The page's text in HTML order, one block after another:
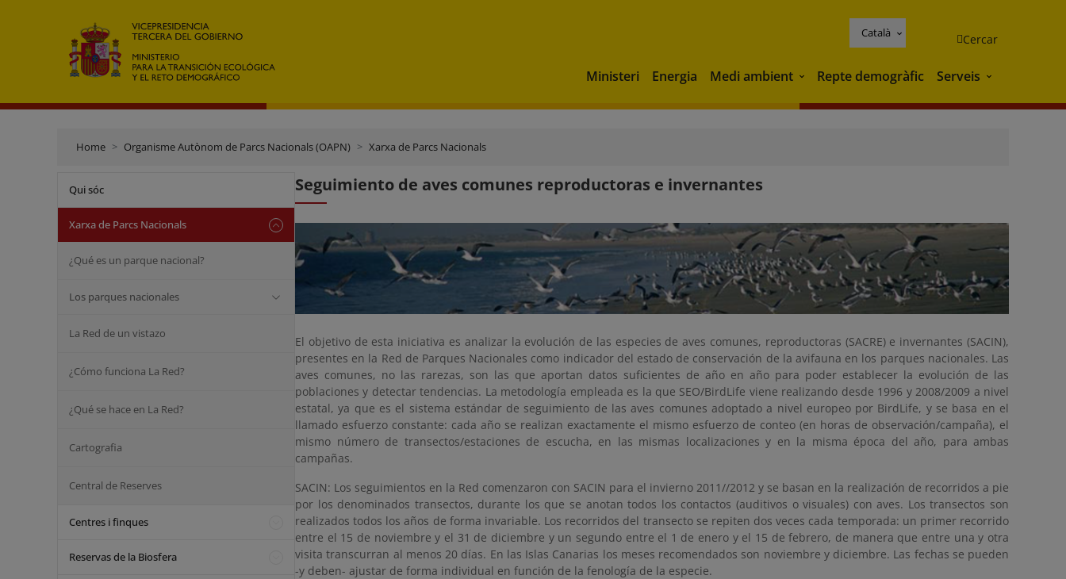
Català Cercar
Ministeri Energia Medi ambient Medi ambient
Repte demogràfic Serveis Serveis
Home Organisme Autònom de Parcs Nacionals (OAPN) Xarxa de Parcs Nacionals
Qui sóc
Xarxa de Parcs Nacionals
¿Qué es un parque nacional?
Los parques nacionales
La Red de un vistazo
¿Cómo funciona La Red?
¿Qué se hace en La Red?
Cartografia
Central de Reserves
Centres i finques
Reservas de la Biosfera
Seguimiento de aves comunes reproductoras e invernantes
El objetivo de esta iniciativa es analizar la evolución de las especies de aves comunes, reproductoras (SACRE) e invernantes (SACIN),
presentes en la Red de Parques Nacionales como indicador del estado de conservación de la avifauna en los parques nacionales. Las
aves comunes, no las rarezas, son las que aportan datos suficientes de año en año para poder establecer la evolución de las
poblaciones y detectar tendencias. La metodología empleada es la que SEO/BirdLife viene realizando desde 1996 y 2008/2009 a nivel
estatal, ya que es el sistema estándar de seguimiento de las aves comunes adoptado a nivel europeo por BirdLife, y se basa en el
llamado esfuerzo constante: cada año se realizan exactamente el mismo esfuerzo de conteo (en horas de observación/campaña), el
mismo número de transectos/estaciones de escucha, en las mismas localizaciones y en la misma época del año, para ambas
campañas.
SACIN: Los seguimientos en la Red comenzaron con SACIN para el invierno 2011//2012 y se basan en la realización de recorridos a pie
por los denominados transectos, durante los que se anotan todos los contactos (auditivos o visuales) con aves. Los transectos son
realizados todos los años de forma invariable. Los recorridos del transecto se repiten dos veces cada temporada: un primer recorrido
entre el 15 de noviembre y el 31 de diciembre y un segundo entre el 1 de enero y el 15 de febrero, de manera que entre una y otra
visita transcurran al menos 20 días. En las Islas Canarias los meses recomendados son noviembre y diciembre. Las fechas se pueden
-y deben- ajustar de forma individual en función de la fenología de la especie.